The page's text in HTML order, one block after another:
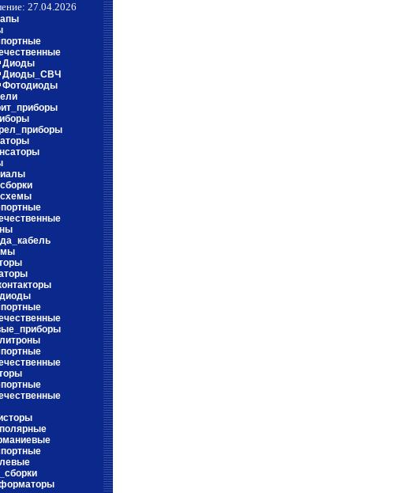
27.04.2026
Диоды
Диоды_СВЧ
Фотодиоды